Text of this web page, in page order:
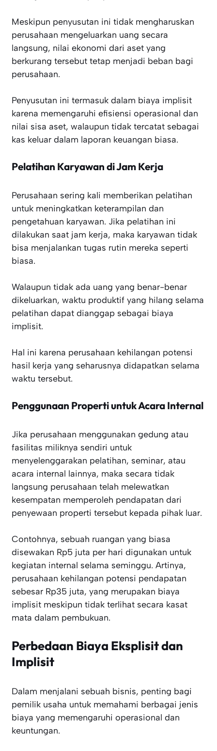
Meskipun penyusutan ini tidak mengharuskan
perusahaan mengeluarkan uang secara
langsung, nilai ekonomi dari aset yang
berkurang tersebut tetap menjadi beban bagi
perusahaan.
Penyusutan ini termasuk dalam biaya implisit
karena memengaruhi efisiensi operasional dan
nilai sisa aset, walaupun tidak tercatat sebagai
kas keluar dalam laporan keuangan biasa.
Pelatihan Karyawan di Jam Kerja
Perusahaan sering kali memberikan pelatihan
untuk meningkatkan keterampilan dan
pengetahuan karyawan. Jika pelatihan ini
dilakukan saat jam kerja, maka karyawan tidak
bisa menjalankan tugas rutin mereka seperti
biasa.
Walaupun tidak ada uang yang benar-benar
dikeluarkan, waktu produktif yang hilang selama
pelatihan dapat dianggap sebagai biaya
implisit.
Hal ini karena perusahaan kehilangan potensi
hasil kerja yang seharusnya didapatkan selama
waktu tersebut.
Penggunaan Properti untuk Acara Internal
Jika perusahaan menggunakan gedung atau
fasilitas miliknya sendiri untuk
menyelenggarakan pelatihan, seminar, atau
acara internal lainnya, maka secara tidak
langsung perusahaan telah melewatkan
kesempatan memperoleh pendapatan dari
penyewaan properti tersebut kepada pihak luar.
Contohnya, sebuah ruangan yang biasa
disewakan Rp5 juta per hari digunakan untuk
kegiatan internal selama seminggu. Artinya,
perusahaan kehilangan potensi pendapatan
sebesar Rp35 juta, yang merupakan biaya
implisit meskipun tidak terlihat secara kasat
mata dalam pembukuan.
Perbedaan Biaya Eksplisit dan
Implisit
Dalam menjalani sebuah bisnis, penting bagi
pemilik usaha untuk memahami berbagai jenis
biaya yang memengaruhi operasional dan
keuntungan.